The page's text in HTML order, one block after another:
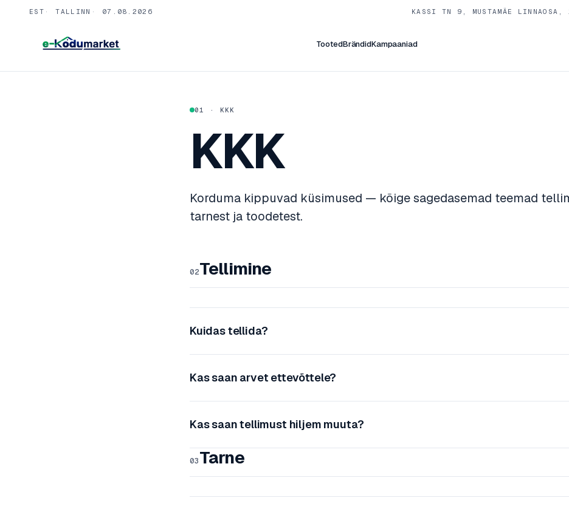
EST TALLINN 07.08.2026 KASSI TN 9, MUSTAMÄE LINNAOSA,
TootedBrändidKampaaniad
01 · KKK
KKK
Korduma kippuvad küsimused — kõige sagedasemad teemad
tarnest ja toodetest.
02Tellimine
Kuidas tellida?
Kas saan arvet ettevõttele?
Kas saan tellimust hiljem muuta?
03Tarne